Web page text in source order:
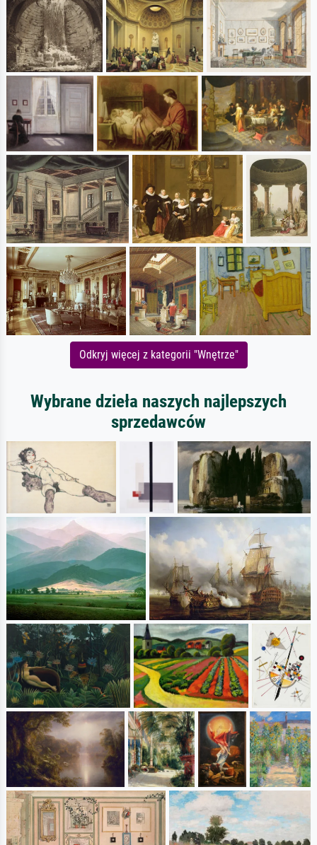
Odkryj więcej z kategorii "Wnętrze"
Wybrane dzieła naszych najlepszych
sprzedawców